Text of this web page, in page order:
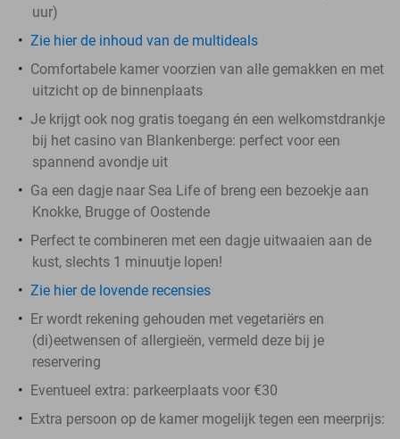
uur)
Zie hier de inhoud van de multideals
Comfortabele kamer voorzien van alle gemakken en met
uitzicht op de binnenplaats
Je krijgt ook nog gratis toegang én een welkomstdrankje
bij het casino van Blankenberge: perfect voor een
spannend avondje uit
Ga een dagje naar Sea Life of breng een bezoekje aan
Knokke, Brugge of Oostende
Perfect te combineren met een dagje uitwaaien aan de
kust, slechts 1 minuutje lopen!
Zie hier de lovende recensies
Er wordt rekening gehouden met vegetariërs en
(di)eetwensen of allergieën, vermeld deze bij je
reservering
Eventueel extra: parkeerplaats voor €30
Extra persoon op de kamer mogelijk tegen een meerprijs: